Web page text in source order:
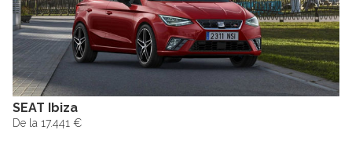
SEAT Ibiza
De la 17.441 €